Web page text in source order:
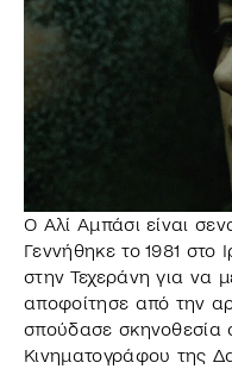
Ο Αλί Αμπάσι είναι
Γεννήθηκε το 1981 στο
στην Τεχεράνη για να
αποφοίτησε από την
σπούδασε σκηνοθεσία
Κινηματογράφου της